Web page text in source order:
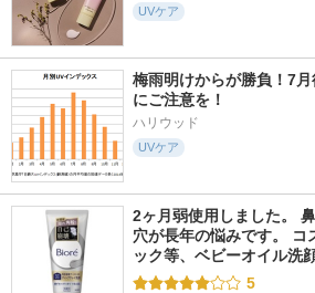
UVケア
梅雨明けからが勝負！7
にご注意を！
ハリウッド
UVケア
2ヶ月弱使用しました。
穴が長年の悩みです。 コ
ック等、ベビーオイル洗
5